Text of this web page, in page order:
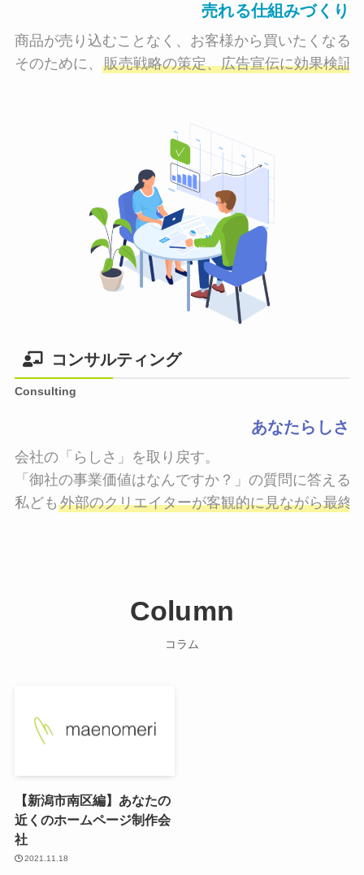
売れる仕組みづくり
商品が売り込むことなく、お客様から買いたくなる
そのために、 販売戦略の策定、広告宣伝に効果検証
コンサルティング
Consulting
あなたらしさ
会社の「らしさ」を取り戻す。
「御社の事業価値はなんですか？」の質問に答える
私ども 外部のクリエイターが客観的に見ながら最終
Column
コラム
【新潟市南区編】あなたの
近くのホームページ制作会
社
2021.11.18